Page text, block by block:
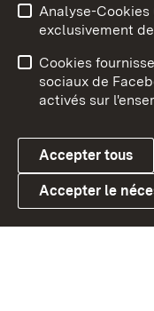
Link zum
Conseils d'utilisation
Cookies
Analyse-
exclusivement
Cookies
sociaux de
activés sur
Accepter tous
Accepter le